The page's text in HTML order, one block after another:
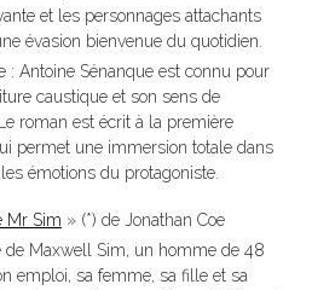
et les personnages attachants
évasion bienvenue du quotidien.
: Antoine Sénanque est connu pour
caustique et son sens de
roman est écrit à la première
permet une immersion totale dans
émotions du protagoniste.
Mr Sim » (*) de Jonathan Coe
de Maxwell Sim, un homme de 48
emploi, sa femme, sa fille et sa